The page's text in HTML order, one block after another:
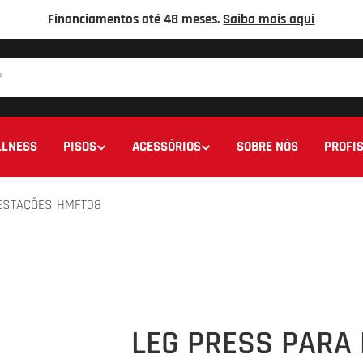
Financiamentos até 48 meses.Saiba mais aqui
PISOS ACESSÓRIOS SOBRE NÓS
HMFT08
LEG PRESS